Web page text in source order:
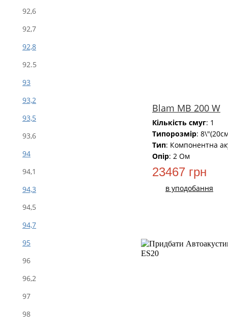
92,6
92,7
92,8
92.5
93
93,2
93,5
93,6
94
94,1
94,3
94,5
94,7
95
96
96,2
97
98
Blam MB 200 W
Кількість смуг: 1
Типорозмір:
Тип: Компонентна
Опір: 2 Ом
23467 грн
в уподобання